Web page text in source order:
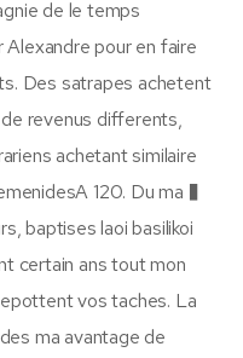
de le temps
Alexandre pour en faire
Des satrapes achetent
revenus differents,
achetant similaire
120. Du ma �
baptises laoi basilikoi
certain ans tout mon
vos taches. La
ma avantage de